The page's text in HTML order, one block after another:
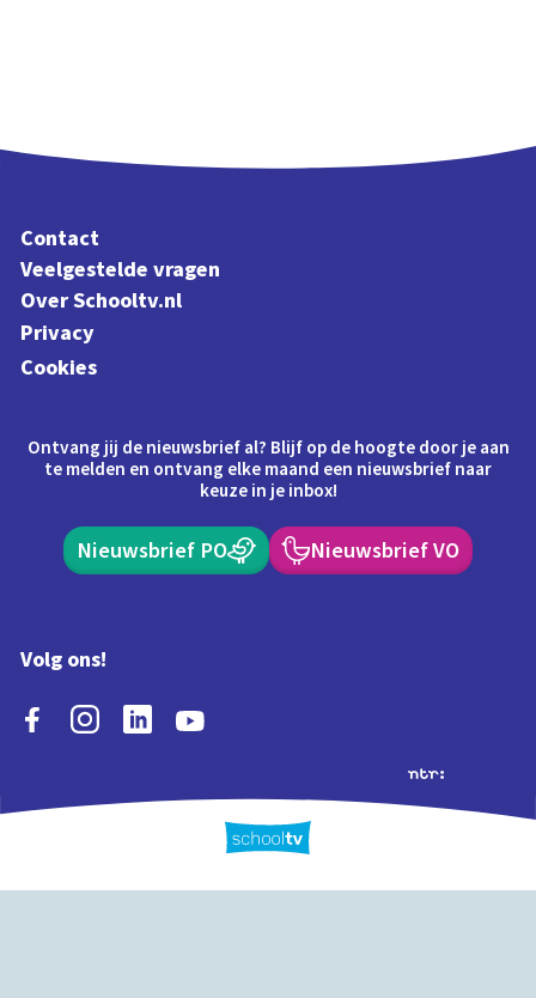
Contact
Veelgestelde vragen
Over Schooltv.nl
Privacy
Cookies
Ontvang jij de nieuwsbrief al? Blijf op de hoogte door je aan
te melden en ontvang elke maand een nieuwsbrief naar
keuze in je inbox!
Nieuwsbrief PO Nieuwsbrief VO
Volg ons!